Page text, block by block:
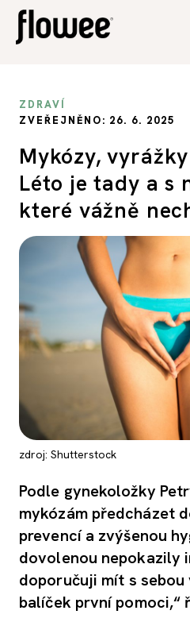
SEX A
ZDRAVÍ
ZVEŘEJNĚNO: 26. 6. 2025
Mykózy,
Léto je tady a s
které vážně
zdroj: Shutterstock
Podle gynekoložky
mykózám předcházet
prevencí a zvýšenou
dovolenou nepokazily
doporučuji mít s
balíček první pomoci,“